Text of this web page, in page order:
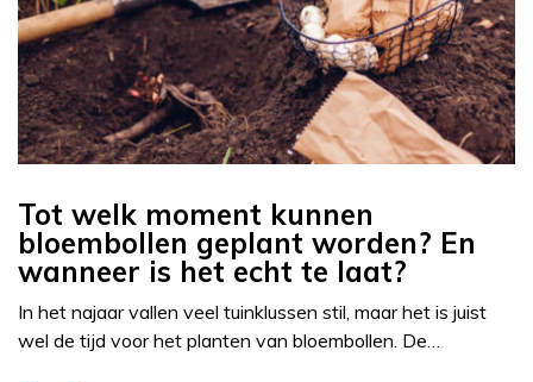
Tot welk moment kunnen
bloembollen geplant worden? En
wanneer is het echt te laat?
In het najaar vallen veel tuinklussen stil, maar het is juist
wel de tijd voor het planten van bloembollen. De…